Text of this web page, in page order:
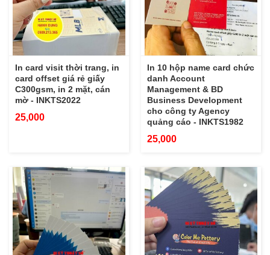
In card visit thời trang, in
card offset giá rẻ giấy
C300gsm, in 2 mặt, cán
mờ - INKTS2022
25,000
In 10 hộp name card chức
danh Account
Management & BD
Business Development
cho công ty Agency
quảng cáo - INKTS1982
25,000